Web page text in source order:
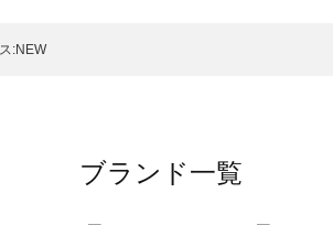
:NEW
ブランド一覧